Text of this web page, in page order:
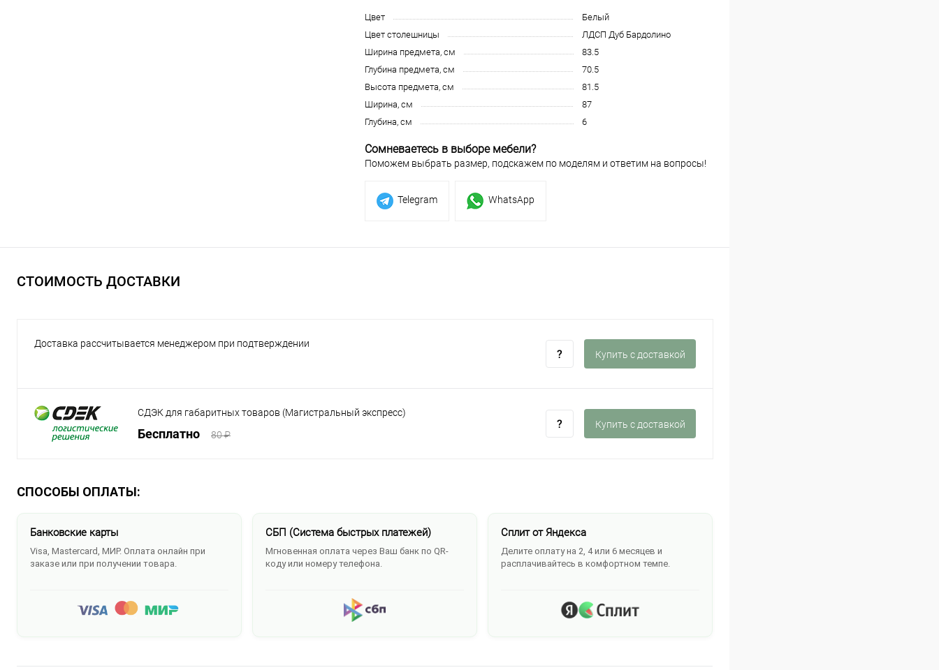
Цвет
Белый
Цвет столешницы
ЛДСП Дуб Бардолино
Ширина предмета, см
83.5
Глубина предмета, см
70.5
Высота предмета, см
81.5
Ширина, см
87
Глубина, см
6
Сомневаетесь в выборе мебели?
Поможем выбрать размер, подскажем по моделям и ответим на вопросы!
Telegram WhatsApp
СТОИМОСТЬ ДОСТАВКИ
Доставка рассчитывается менеджером при подтверждении
Купить c доставкой
СДЭК для габаритных товаров (Магистральный экспресс)
Бесплатно 80 ₽
Купить c доставкой
СПОСОБЫ ОПЛАТЫ:
Банковские карты
Visa, Mastercard, МИР. Оплата онлайн при
заказе или при получении товара.
СБП (Система быстрых платежей)
Мгновенная оплата через Ваш банк по QR-
коду или номеру телефона.
Сплит от Яндекса
Делите оплату на 2, 4 или 6 месяцев и
расплачивайтесь в комфортном темпе.